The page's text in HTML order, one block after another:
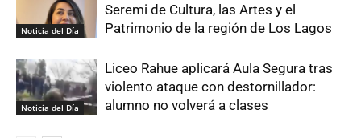
Noticia del Día
Seremi de Cultura, las Artes y el
Patrimonio de la región de Los Lagos
Noticia del Día
Liceo Rahue aplicará Aula Segura tras
violento ataque con destornillador:
alumno no volverá a clases